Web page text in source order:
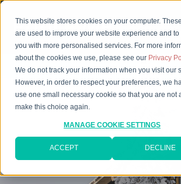
This website stores cookies on your computer.
are used to improve your website experience and to
you with more personalised services. For more
about the cookies we use, please see our Privacy
We do not track your information when you visit our
However, in order to respect your preferences, we
use one small necessary cookie so that you are not
make this choice again.
MANAGE COOKIE SETTINGS
ACCEPT DECLINE